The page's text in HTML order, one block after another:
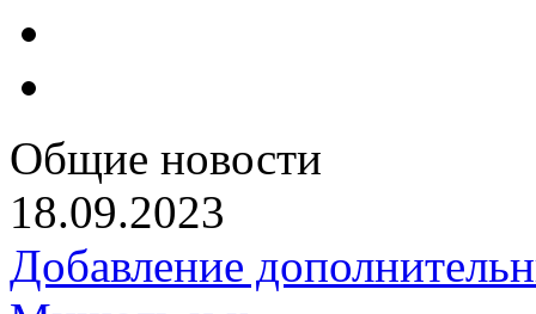
Общие новости
18.09.2023
Добавление